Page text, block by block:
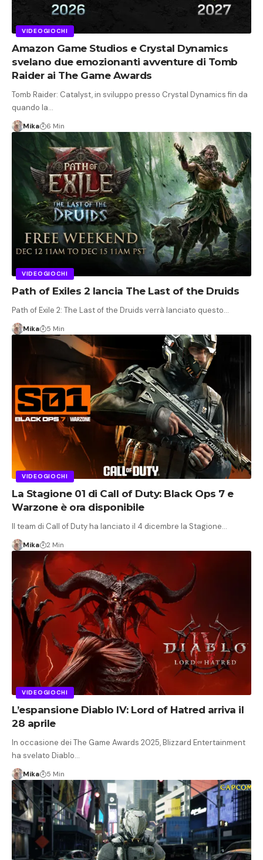
VIDEOGIOCHI
Amazon Game Studios e Crystal Dynamics
svelano due emozionanti avventure di Tomb
Raider ai The Game Awards
Tomb Raider: Catalyst, in sviluppo presso Crystal Dynamics fin da
quando la…
Mika 6 Min
VIDEOGIOCHI
Path of Exiles 2 lancia The Last of the Druids
Path of Exile 2: The Last of the Druids verrà lanciato questo…
Mika 5 Min
VIDEOGIOCHI
La Stagione 01 di Call of Duty: Black Ops 7 e
Warzone è ora disponibile
Il team di Call of Duty ha lanciato il 4 dicembre la Stagione…
Mika 2 Min
VIDEOGIOCHI
L’espansione Diablo IV: Lord of Hatred arriva il
28 aprile
In occasione dei The Game Awards 2025, Blizzard Entertainment
ha svelato Diablo…
Mika 5 Min